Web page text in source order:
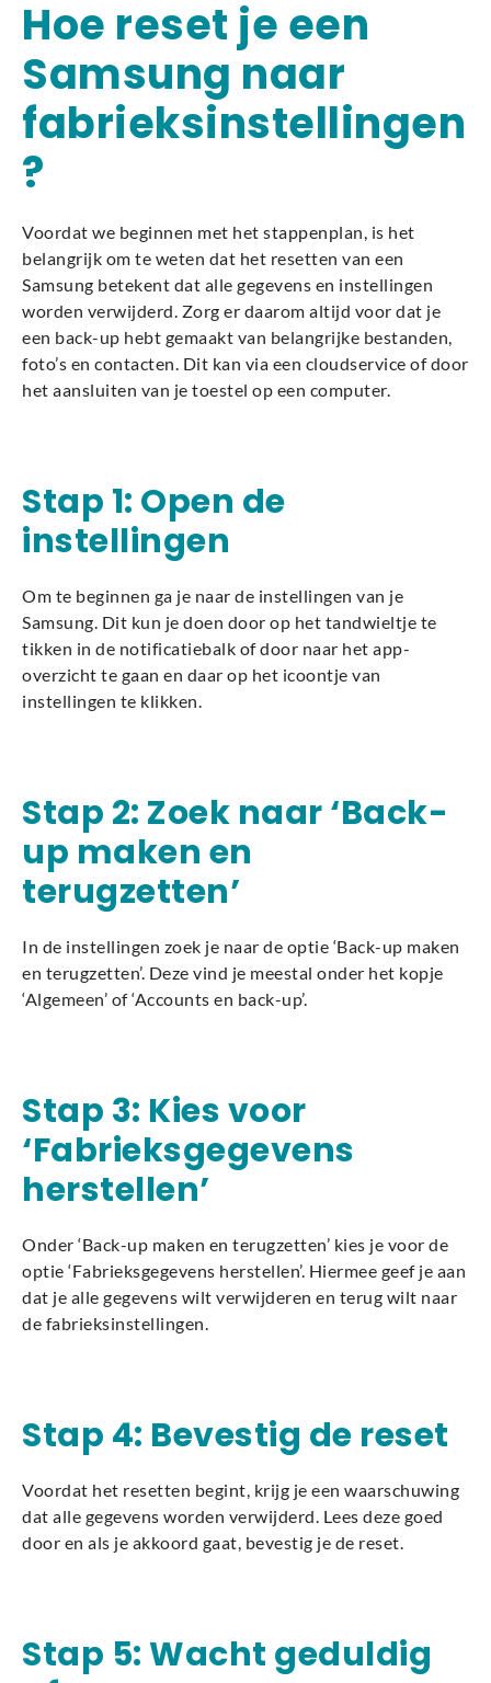
Hoe reset je een
Samsung naar
fabrieksinstellingen
?
Voordat we beginnen met het stappenplan, is het
belangrijk om te weten dat het resetten van een
Samsung betekent dat alle gegevens en instellingen
worden verwijderd. Zorg er daarom altijd voor dat je
een back-up hebt gemaakt van belangrijke bestanden,
foto’s en contacten. Dit kan via een cloudservice of door
het aansluiten van je toestel op een computer.
Stap 1: Open de
instellingen
Om te beginnen ga je naar de instellingen van je
Samsung. Dit kun je doen door op het tandwieltje te
tikken in de notificatiebalk of door naar het app-
overzicht te gaan en daar op het icoontje van
instellingen te klikken.
Stap 2: Zoek naar ‘Back-
up maken en
terugzetten’
In de instellingen zoek je naar de optie ‘Back-up maken
en terugzetten’. Deze vind je meestal onder het kopje
‘Algemeen’ of ‘Accounts en back-up’.
Stap 3: Kies voor
‘Fabrieksgegevens
herstellen’
Onder ‘Back-up maken en terugzetten’ kies je voor de
optie ‘Fabrieksgegevens herstellen’. Hiermee geef je aan
dat je alle gegevens wilt verwijderen en terug wilt naar
de fabrieksinstellingen.
Stap 4: Bevestig de reset
Voordat het resetten begint, krijg je een waarschuwing
dat alle gegevens worden verwijderd. Lees deze goed
door en als je akkoord gaat, bevestig je de reset.
Stap 5: Wacht geduldig